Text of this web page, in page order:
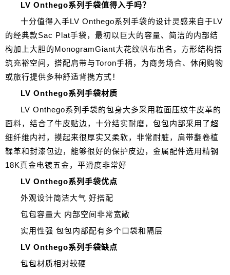
LV Onthego系列手袋值得入手吗？
十分值得入手LV Onthego系列手袋的设计灵感来自于LV
的经典款Sac Plat手袋，最初以巨大的容量、简洁的内部结
构加上大胆的MonogramGiant大花纹帆布出名，方形结构搭
筑充裕空间，搭配肩带与Toron手柄，为商务场合、休闲购物
或旅行提供多种舒适背携方式！
LV Onthego系列手袋材质
LV Onthego系列手袋的包身大多采用粒面压纹牛皮革的
面料，结合了牛皮贴边，十分结实耐磨，包包内部采用了超
细纤维内衬，摸起来很厚实又柔软，非常耐脏，肩带翻卷植
鞣革和封漆包边，能够很好的保护皮边，金属配件选用精钢
18K真金电镀五金，平滑度非常好
LV Onthego系列手袋优点
外观设计简洁大气 好搭配
包包容量大 内部空间非常宽敞
实用性强 包包内部配有多个口袋和隔层
LV Onthego系列手袋缺点
包包材质相对较硬